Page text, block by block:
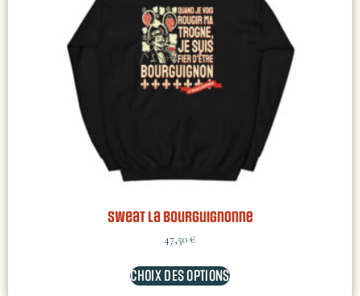
Sweat La Bourguignonne
47,50€
CHOIX DES OPTIONS